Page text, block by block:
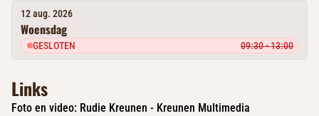
12 aug. 2026
Woensdag
GESLOTEN 09:30 - 13:00
Links
Foto en video: Rudie Kreunen - Kreunen Multimedia